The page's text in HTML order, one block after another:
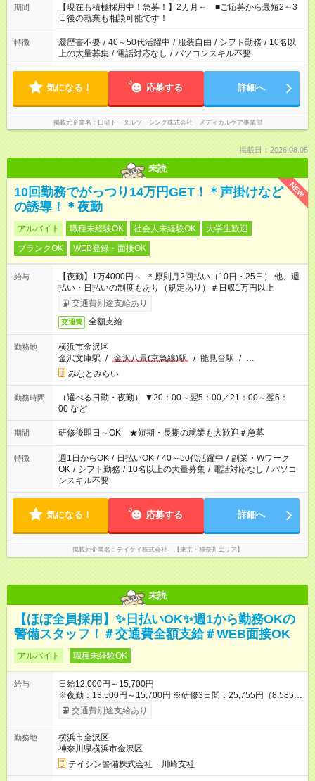
たくない」 など、ご希望を教えてくださいね。 ※Wワーク希望
の方へ 今ご覧のお仕事で希望する勤務時間と、もう1つのお仕事
の勤務時間。 合計で週40時間を超える場合は応募できません。
期間
【現在も積極採用中！急募！】2カ月～ ■ご応募から最短2～3
日後の就業も相談可能です！
特徴 履歴書不要 / 40～50代活躍中 / 服装自由 / シフト勤務 / 10名以
上の大量募集 / 電話対応なし / パソコンスキル不要
気になる！ 応募する 詳細へ
掲載元企業名 日研トータルソーシング株式会社 メディカルケア事業部
掲載日：2026.08.05
未読
NEW
10回勤務でがっつり14万円GET！＊声掛けなど
の誘導！＊夜勤
アルバイト 職種未経験OK 社会人未経験OK
大学生歓迎
ブランクOK
WEB登録・面接OK
給与
【夜勤】1万4000円～ ＊原則月2回払い（10日・25日） 他、週
払い・日払いの制度もあり（規定あり）＃日収1万円以上
交通費別途支給あり
交通費 全額支給
勤務地
横浜市金沢区
金沢文庫駅 / 金沢八景(京急線)駅 / 能見台駅 / …
みなとみらい
勤務時間
（選べる日勤・夜勤） ▼20：00～翌5：00／21：00～翌6：
00 など
期間 研修後即日～OK ★短期・長期の就業も大歓迎＃急募
特徴 週1日からOK / 日払いOK / 40～50代活躍中 / 副業・Wワーク
OK / シフト勤務 / 10名以上の大量募集 / 電話対応なし / パソコ
ンスキル不要
気になる！ 応募する 詳細へ
掲載元企業名 テイケイ株式会社 【東京・神奈川エリア】
未読
【ほぼ全員採用】✨日払いOK✨週1から勤務OKの
警備スタッフ！＃交通費全額支給＃WEB面接OK
アルバイト 職種未経験OK
給与
日給12,000円～15,700円
※夜勤：13,500円～15,700円 ※研修3日間：25,755円（8,585円
×3日間／計21時間） ✅早上がりでも日給全額保証◎ ✅寮完備！
即入居OK！ ✅週1日～勤務OK ✅週5日勤務×フルタイムも可能 ✅
得費用は会社が全額負担します。 ＜＜ ✨紹介報奨金キャンペー
ン✨ ＞＞ 紹介する側＆入社する側も嬉しい制度！ 条件に応じ
て、下記報奨金を支給♪ ■紹介者：最大10万円 ■入社者：最大5万
円 ■入社者（即戦力）：最大7万円 【試用期間】試用期間あり 試
交通費別途支給あり
勤務地
横浜市金沢区
神奈川県横浜市金沢区
テイシン警備株式会社 川崎支社